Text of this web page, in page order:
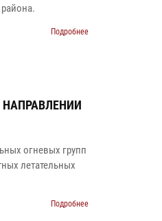
Подробнее
огневых групп
летательных
Подробнее